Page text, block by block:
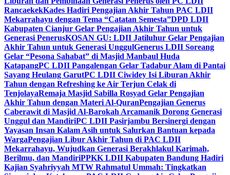
RancaekekKades Hadiri Pengajian Akhir Tahun PAC LDII
Mekarrahayu dengan Tema “Catatan Semesta”DPD LDII
Kabupaten Cianjur Gelar Pengajian Akhir Tahun untuk
Generasi PenerusKOSAN GU: LDII Jatiluhur Gelar Pengajian
Akhir Tahun untuk Generasi UnggulGenerus LDII Soreang
Gelar “Pesona Sahabat” di Masjid Manbaul Huda
KatapangPC LDII Pangalengan Gelar Tadabur Alam di Pantai
Sayang Heulang GarutPC LDII Ciwidey Isi Liburan Akhir
Tahun dengan Refreshing ke Air Terjun Celak di
TenjolayaRemaja Masjid Sabilla Rosyad Gelar Pengajian
Akhir Tahun dengan Materi Al-QuranPengajian Generus
Caberawit di Masjid Al-Barokah Arcamanik Dorong Generasi
Unggul dan MandiriPC LDII Pasirjambu Bersinergi dengan
Yayasan Insan Kalam Asih untuk Salurkan Bantuan kepada
WargaPengajian Libur Akhir Tahun di PAC LDII
Mekarrahayu, Wujudkan Generasi Berakhlakul Karimah,
Berilmu, dan MandiriPPKK LDII Kabupaten Bandung Hadiri
Kajian Syahriyyah MTW Rahmatul Ummah: Tingkatkan